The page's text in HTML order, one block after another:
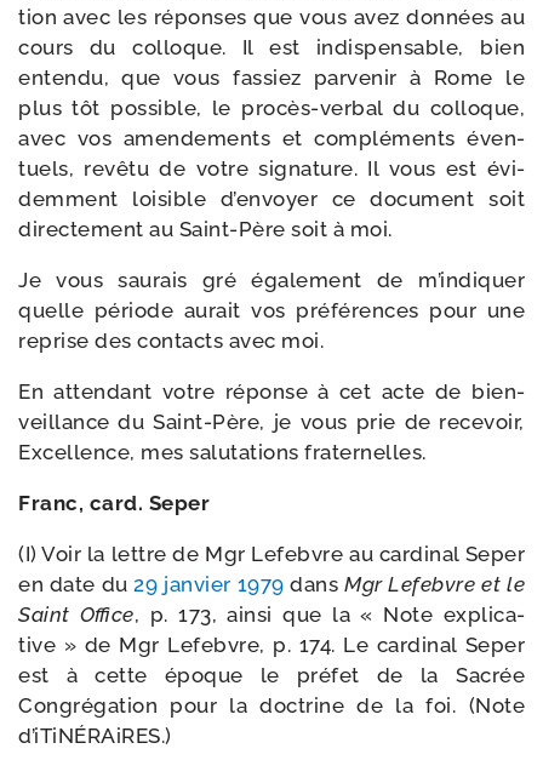
tion avec les réponses que vous avez don­nées au
cours du col­loque. Il est indis­pen­sable, bien
enten­du, que vous fas­siez par­ve­nir à Rome le
plus tôt pos­sible, le procès-​verbal du col­loque,
avec vos amen­de­ments et com­plé­ments éven­
tuels, revê­tu de votre signa­ture. Il vous est évi­
dem­ment loi­sible d’envoyer ce docu­ment soit
direc­te­ment au Saint-​Père soit à moi.
Je vous sau­rais gré éga­le­ment de m’indiquer
quelle période aurait vos pré­fé­rences pour une
reprise des contacts avec moi.
En atten­dant votre réponse à cet acte de bien­
veillance du Saint-​Père, je vous prie de rece­voir,
Excellence, mes salu­ta­tions fraternelles.
Franc, card. Seper
(I) Voir la lettre de Mgr Lefebvre au car­di­nal Seper
en date du29 jan­vier 1979dansMgr Lefebvre et le
Saint Office, p. 173, ain­si que la « Note expli­ca­
tive » de Mgr Lefebvre, p. 174. Le car­di­nal Seper
est à cette époque le pré­fet de la Sacrée
Congrégation pour la doc­trine de la foi. (Note
d’iTiNÉRAiRES.)